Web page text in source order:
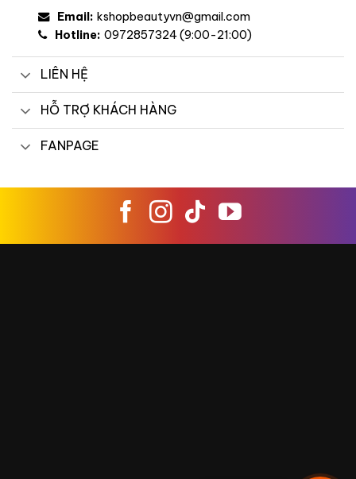
Email: kshopbeautyvn@gmail.com
Hotline: 0972857324 (9:00-21:00)
LIÊN HỆ
HỖ TRỢ KHÁCH HÀNG
FANPAGE